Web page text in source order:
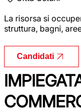
La risorsa si
struttura, bagni,
Candidati